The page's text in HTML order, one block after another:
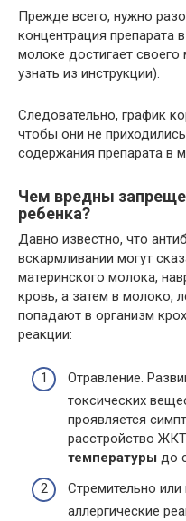
Прежде всего, нужно
концентрация препарата
молоке достигает
узнать из инструкции).
Следовательно, график
чтобы они не
содержания препарата в
Чем вредны
ребенка?
Давно известно, что
вскармливании могут
материнского молока,
кровь, а затем в молоко,
попадают в организм
реакции:
Отравление.
токсических
проявляется
расстройство
температуры до
Стремительно
аллергические